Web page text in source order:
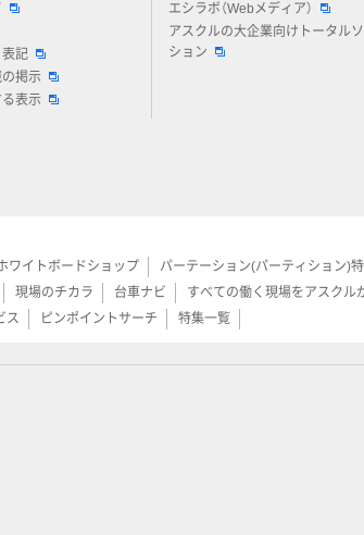
記
掲示
表示
エシラボ（Webメディア）
アスクルの大企業向けトータル
ション
ワイトボードショップ パーテーション(パーティション)
現場のチカラ 台車ナビ すべての働く現場をアスクル
ス ピンポイントサーチ 特集一覧